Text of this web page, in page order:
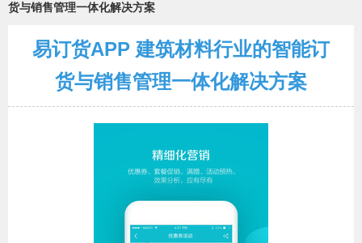
货与销售管理一体化解决方案
易订货APP 建筑材料行业的智能订
货与销售管理一体化解决方案